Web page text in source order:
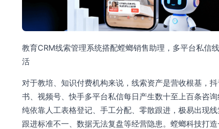
教育CRM线索管理系统搭配螳螂销售助理，多平台私信
活
对于教培、知识付费机构来说，线索资产是营收根基，
书、视频号、快手多平台私信每日产生数十至上百条咨
纯依靠人工表格登记、手工分配、零散跟进，极易出现
跟进标准不一、数据无法复盘等经营隐患。螳螂科技打